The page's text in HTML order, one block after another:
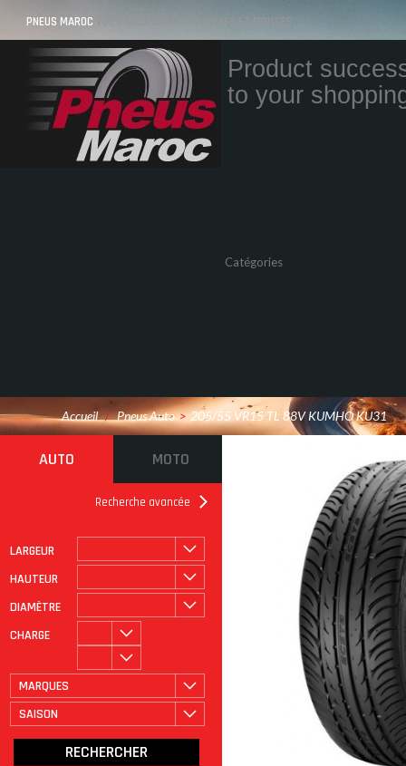
PNEUS MAROC VOS PNEUS AU MAROC LIVRÉS ET MONTÉS
Product
to your
Catégories
Accueil / Pneus Auto > 205/55 VR15 TL 88V KUMHO KU31
AUTO MOTO
Recherche avancée
LARGEUR
HAUTEUR
DIAMÈTRE
CHARGE
MARQUES
SAISON
ROULAGE À PLAT